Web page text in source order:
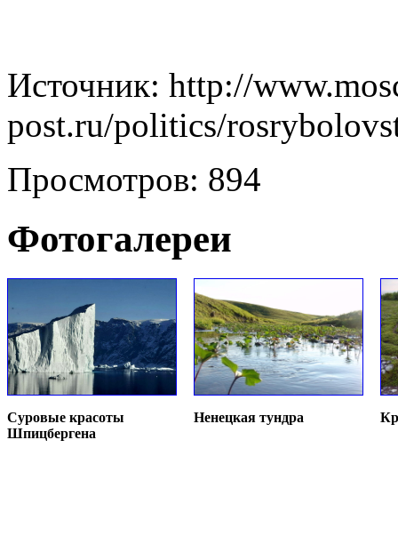
Источник: http://
post.ru/politics/
Просмотров: 894
Фотогалереи
Суровые красоты
Шпицбергена
Ненецкая тундра